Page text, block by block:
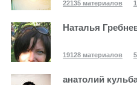
22135 материалов
Наталья
19128 материалов
анатолий